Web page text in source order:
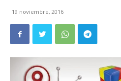
19 noviembre, 2016